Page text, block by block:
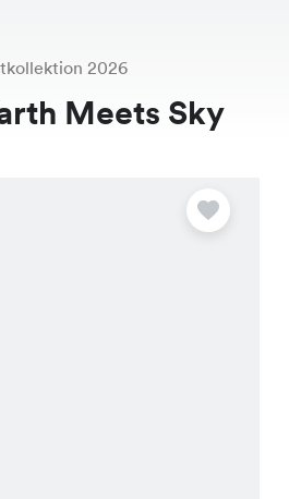
2026
Meets Sky